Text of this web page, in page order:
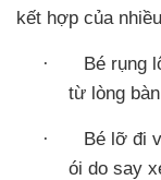
kết hợp của
·
Bé rụng
từ lòng
·
Bé lỡ đi
ói do say